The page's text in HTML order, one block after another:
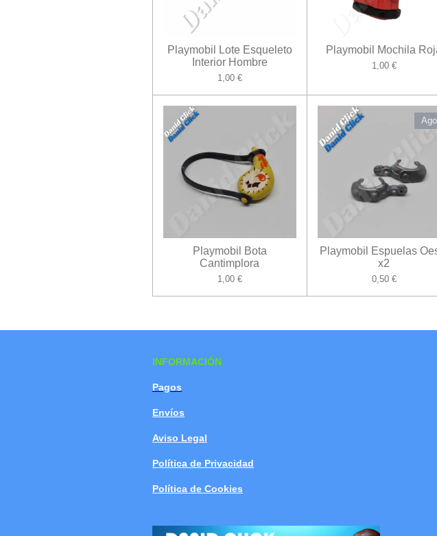
Playmobil Lote Esqueleto
Interior Hombre
1,00 €
Playmobil Mochila
1,00 €
Playmobil Bota
Cantimplora
1,00 €
Playmobil Espuelas
x2
0,50 €
INFORMACIÓN
Pagos
Envíos
Aviso Legal
Política de Privacidad
Política de Cookies